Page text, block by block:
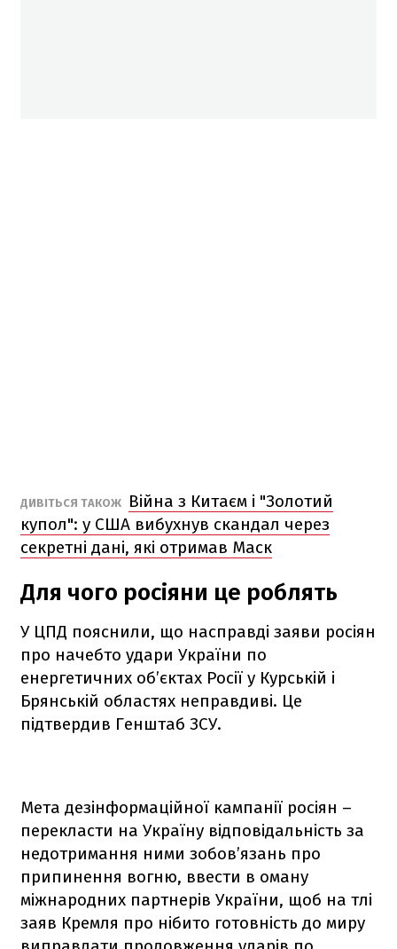
ДИВІТЬСЯ ТАКОЖ
Війна з Китаєм і "Золотий
купол": у США вибухнув скандал через
секретні дані, які отримав Маск
Для чого росіяни це роблять
️У ЦПД пояснили, що насправді заяви росіян
про начебто удари України по
енергетичних об’єктах Росії у Курській і
Брянській областях неправдиві. Це
підтвердив Генштаб ЗСУ.
Мета дезінформаційної кампанії росіян –
перекласти на Україну відповідальність за
недотримання ними зобов’язань про
припинення вогню, ввести в оману
міжнародних партнерів України, щоб на тлі
заяв Кремля про нібито готовність до миру